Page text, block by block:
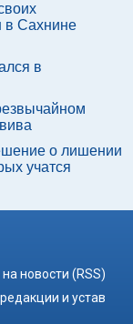
в Сахнине
в
о лишении
учатся
новости (RSS)
и устав